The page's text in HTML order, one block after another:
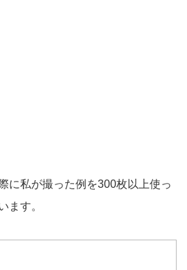
に私が撮った例を300枚以上使っ
ます。